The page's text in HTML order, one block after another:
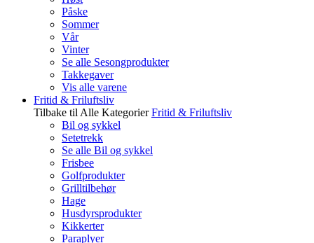
Påske
Sommer
Vår
Vinter
Se alle Sesongprodukter
Takkegaver
Vis alle varene
Fritid & Friluftsliv
Tilbake til Alle Kategorier Fritid & Friluftsliv
Bil og sykkel
Setetrekk
Se alle Bil og sykkel
Frisbee
Golfprodukter
Grilltilbehør
Hage
Husdyrsprodukter
Kikkerter
Paraplyer